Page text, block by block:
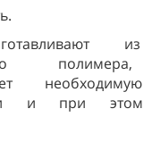
из
и при этом